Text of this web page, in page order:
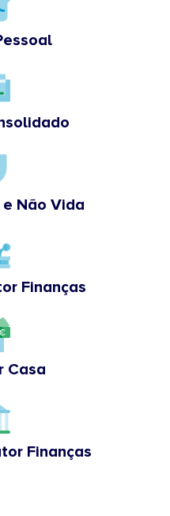
Não Vida
Finanças
Casa
Finanças